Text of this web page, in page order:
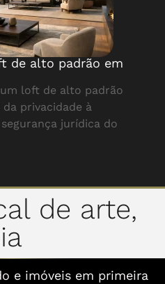
de alto padrão em
loft de alto padrão
privacidade à
jurídica do
de arte,
e imóveis em primeira